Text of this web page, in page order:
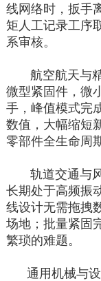
线网络时，扳手
矩人工记录工序
系审核。
航空航天与精
微型紧固件，微
手，峰值模式完
数值，大幅缩短
零部件全生命周
轨道交通与风
长期处于高频振
线设计无需拖拽
场地；批量紧固
繁琐的难题。
通用机械与设